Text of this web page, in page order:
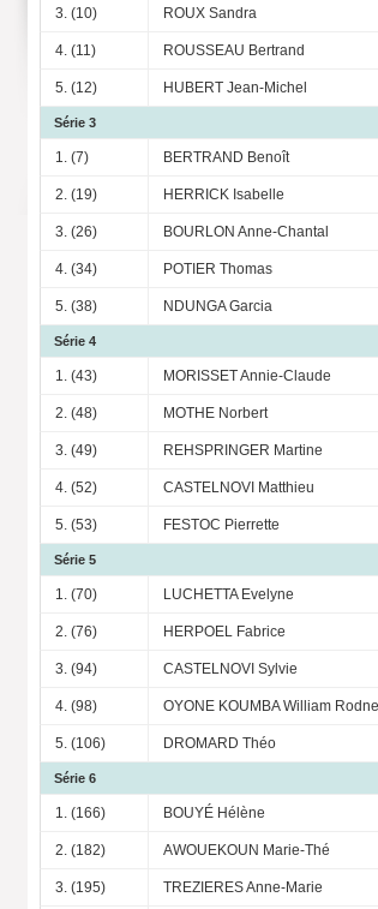
3. (10) ROUX Sandra
4. (11) ROUSSEAU Bertrand
5. (12) HUBERT Jean-Michel
Série 3
1. (7) BERTRAND Benoît
2. (19) HERRICK Isabelle
3. (26) BOURLON Anne-Chantal
4. (34) POTIER Thomas
5. (38) NDUNGA Garcia
Série 4
1. (43) MORISSET Annie-Claude
2. (48) MOTHE Norbert
3. (49) REHSPRINGER Martine
4. (52) CASTELNOVI Matthieu
5. (53) FESTOC Pierrette
Série 5
1. (70) LUCHETTA Evelyne
2. (76) HERPOEL Fabrice
3. (94) CASTELNOVI Sylvie
4. (98) OYONE KOUMBA William
5. (106) DROMARD Théo
Série 6
1. (166) BOUYÉ Hélène
2. (182) AWOUEKOUN Marie-Thé
3. (195) TREZIERES Anne-Marie